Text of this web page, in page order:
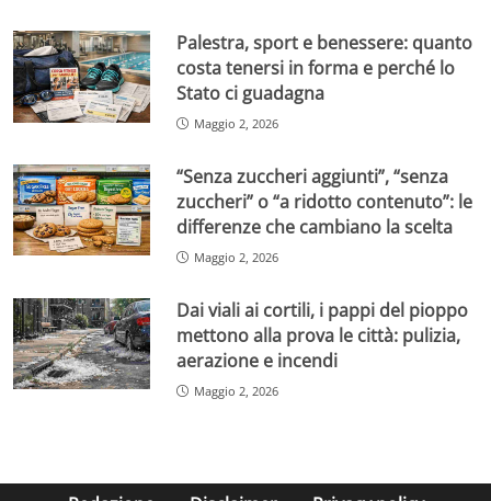
Palestra, sport e benessere: quanto
costa tenersi in forma e perché lo
Stato ci guadagna
Maggio 2, 2026
“Senza zuccheri aggiunti”, “senza
zuccheri” o “a ridotto contenuto”: le
differenze che cambiano la scelta
Maggio 2, 2026
Dai viali ai cortili, i pappi del pioppo
mettono alla prova le città: pulizia,
aerazione e incendi
Maggio 2, 2026